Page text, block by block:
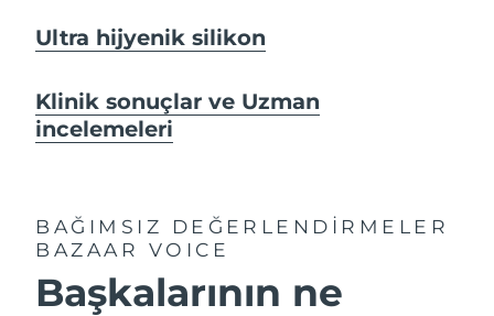
Ultra hijyenik silikon
Klinik sonuçlar ve Uzman
incelemeleri
BAĞIMSIZ DEĞERLENDİRMELER
BAZAAR VOICE
Başkalarının ne